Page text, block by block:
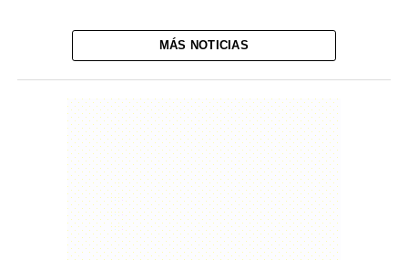
MÁS NOTICIAS